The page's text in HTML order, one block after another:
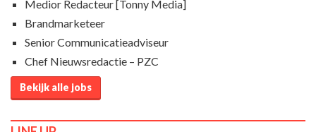
Medior Redacteur [Tonny Media]
Brandmarketeer
Senior Communicatieadviseur
Chef Nieuwsredactie – PZC
Bekijk alle jobs